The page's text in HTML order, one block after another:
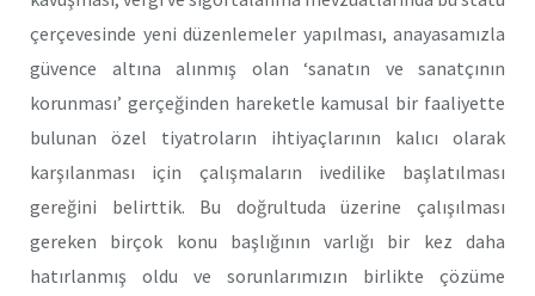
çerçevesinde yeni düzenlemeler yapılması, anayasamızla
güvence altına alınmış olan ‘sanatın ve sanatçının
korunması’ gerçeğinden hareketle kamusal bir faaliyette
bulunan özel tiyatroların ihtiyaçlarının kalıcı olarak
karşılanması için çalışmaların ivedilike başlatılması
gereğini belirttik. Bu doğrultuda üzerine çalışılması
gereken birçok konu başlığının varlığı bir kez daha
hatırlanmış oldu ve sorunlarımızın birlikte çözüme